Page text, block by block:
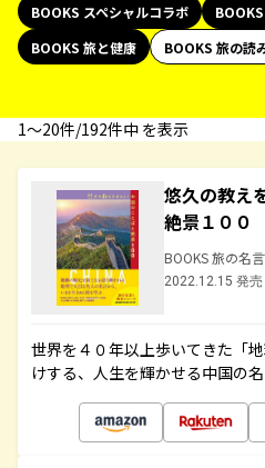
BOOKS スペシャルコラボ
BOOKS 旅と健康
BOOKS 旅の読
1〜20件/192件中 を表示
悠久の教え
絶景１００
BOOKS 旅の名
2022.12.15 発売
世界を４０年以上歩いてきた「
けする、人生を輝かせる中国の